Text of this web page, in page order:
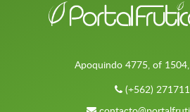
Apoquindo 4775, of 1504,
(+562)